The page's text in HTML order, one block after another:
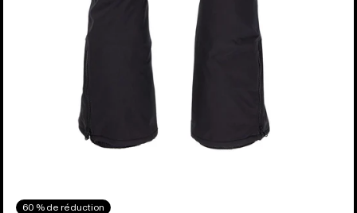
60 % de réduction